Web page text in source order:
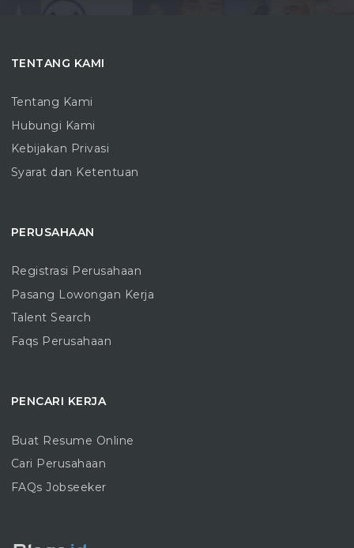
TENTANG KAMI
Tentang Kami
Hubungi Kami
Kebijakan Privasi
Syarat dan Ketentuan
PERUSAHAAN
Registrasi Perusahaan
Pasang Lowongan Kerja
Talent Search
Faqs Perusahaan
PENCARI KERJA
Buat Resume Online
Cari Perusahaan
FAQs Jobseeker